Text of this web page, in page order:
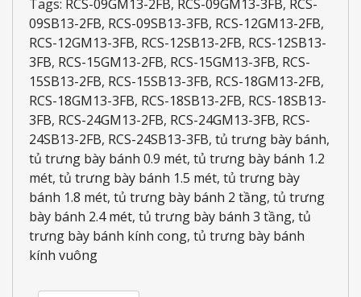
Tags: RCS-09GM13-2FB, RCS-09GM13-3FB, RCS-
09SB13-2FB, RCS-09SB13-3FB, RCS-12GM13-2FB,
RCS-12GM13-3FB, RCS-12SB13-2FB, RCS-12SB13-
3FB, RCS-15GM13-2FB, RCS-15GM13-3FB, RCS-
15SB13-2FB, RCS-15SB13-3FB, RCS-18GM13-2FB,
RCS-18GM13-3FB, RCS-18SB13-2FB, RCS-18SB13-
3FB, RCS-24GM13-2FB, RCS-24GM13-3FB, RCS-
24SB13-2FB, RCS-24SB13-3FB, tủ trưng bày bánh,
tủ trưng bày bánh 0.9 mét, tủ trưng bày bánh 1.2
mét, tủ trưng bày bánh 1.5 mét, tủ trưng bày
bánh 1.8 mét, tủ trưng bày bánh 2 tầng, tủ trưng
bày bánh 2.4 mét, tủ trưng bày bánh 3 tầng, tủ
trưng bày bánh kính cong, tủ trưng bày bánh
kính vuông